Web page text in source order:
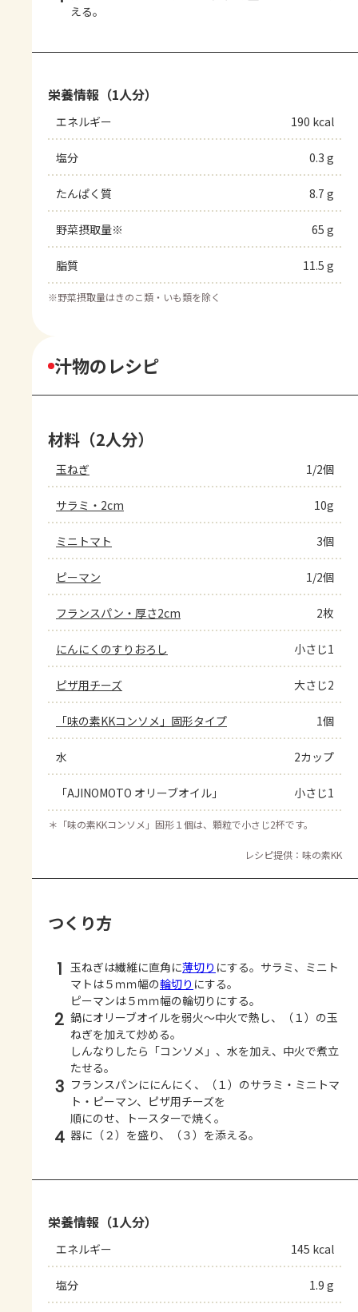
える。
栄養情報（1人分）
エネルギー 190 kcal
塩分 0.3 g
たんぱく質 8.7 g
野菜摂取量※ 65 g
脂質 11.5 g
※野菜摂取量はきのこ類・いも類を除く
汁物のレシピ
材料（2人分）
玉ねぎ 1/2個
サラミ・2cm 10g
ミニトマト 3個
ピーマン 1/2個
フランスパン・厚さ2cm 2枚
にんにくのすりおろし 小さじ1
ピザ用チーズ 大さじ2
「味の素KKコンソメ」固形タイプ 1個
水 2カップ
「AJINOMOTO オリーブオイル」 小さじ1
＊ 「味の素KKコンソメ」固形１個は、顆粒で小さじ2杯です。
レシピ提供：味の素KK
つくり方
1 玉ねぎは繊維に直角に薄切り にする。サラミ、ミニト
マトは５ｍｍ幅の輪切り にする。
ピーマンは５ｍｍ幅の輪切りにする。
2 鍋にオリーブオイルを弱火～中火で熱し、（１）の玉
ねぎを加えて炒める。
しんなりしたら「コンソメ」、水を加え、中火で煮立
たせる。
3 フランスパンににんにく、（１）のサラミ・ミニトマ
ト・ピーマン、ピザ用チーズを
順にのせ、トースターで焼く。
4 器に（２）を盛り、（３）を添える。
栄養情報（1人分）
エネルギー 145 kcal
塩分 1.9 g